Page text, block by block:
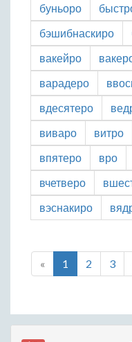
буньоро
бэшибнаскиро
вакейро
варадеро
вдесятеро
виваро
витро
впятеро
вро
вчетверо
вэснакиро
« 1 2 3